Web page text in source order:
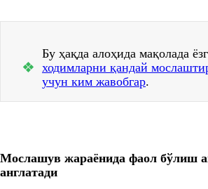
❖
Бу ҳақда алоҳида мақолада
ходимларни қандай
учун ким жавобгар.
Мослашув жараёнида фаол бўлиш
англатади